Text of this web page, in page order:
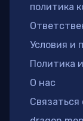
политика
Условия и
Политика
О нас
Связаться